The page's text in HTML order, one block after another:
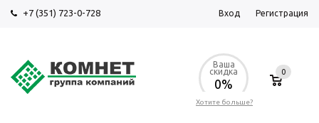
+7 (351) 723-0-728 Вход Регистрация
Ваша
скидка
0%
Хотите больше?
0